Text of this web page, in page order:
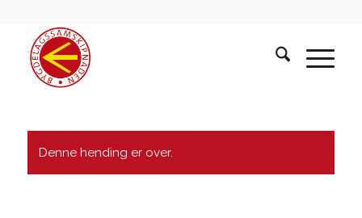
Denne hending er over.